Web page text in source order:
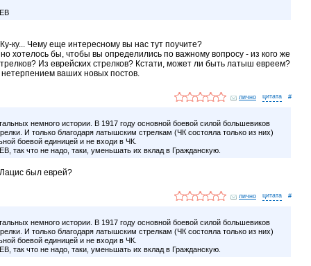
ку... Чему еще интересному вы нас тут поучите?
хотелось бы, чтобы вы определились по важному вопросу - из кого же
Из еврейских стрелков? Кстати, может ли быть латыш евреем?
ваших новых постов.
лично #
немного истории. В 1917 году основной боевой силой большевиков
И только благодаря латышским стрелкам (ЧК состояла только из них)
боевой единицей и не входи в ЧК.
так что не надо, таки, уменьшать их вклад в Гражданскую.
был еврей?
лично #
немного истории. В 1917 году основной боевой силой большевиков
И только благодаря латышским стрелкам (ЧК состояла только из них)
боевой единицей и не входи в ЧК.
так что не надо, таки, уменьшать их вклад в Гражданскую.